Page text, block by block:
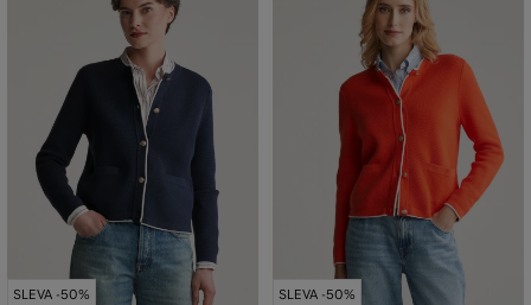
SLEVA -50% SLEVA -50%